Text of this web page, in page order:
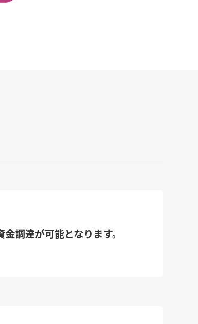
調達が可能となります。